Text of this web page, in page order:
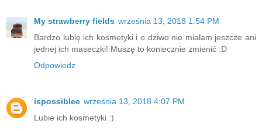
My strawberry fields września 13, 2018 1:54 PM
Bardzo lubię ich kosmetyki i o dziwo nie miałam jeszcze ani
jednej ich maseczki! Muszę to koniecznie zmienić :D
Odpowiedz
ispossiblee września 13, 2018 4:07 PM
Lubie ich kosmetyki :)